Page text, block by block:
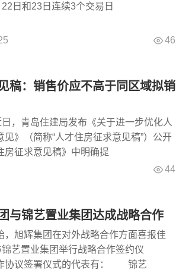
日和23日连续3个交易日
46
稿：销售价应不高于同区域拟销
，青岛住建局发布《关于进一步优化人
》（简称“人才住房征求意见稿”）公开
房征求意见稿》中明确提
44
与锦艺置业集团达成战略合作
辉集团在对外战略合作方面喜报佳
艺置业集团举行战略合作签约仪
议签署仪式的代表有： 锦艺